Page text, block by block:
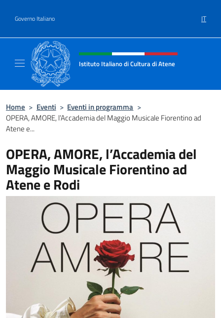
Governo Italiano IT
Intestazione sito, social e menù
Istituto Italiano di Cultura di Atene
Home > Eventi > Eventi in programma >
OPERA, AMORE, l’Accademia del Maggio Musicale Fiorentino ad
Atene e...
OPERA, AMORE, l’Accademia del
Maggio Musicale Fiorentino ad
Atene e Rodi